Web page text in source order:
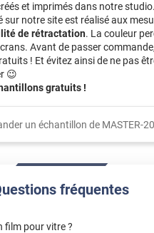
et imprimés dans notre
notre site est réalisé aux
de rétractation. La couleur
Avant de passer
! Et évitez ainsi de ne pas
😉
gratuits !
un échantillon de MASTER-
fréquentes
film pour vitre ?